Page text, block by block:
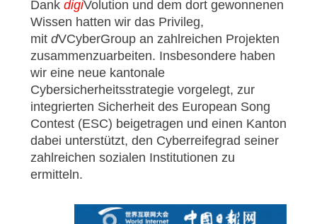
Dank digiVolution und dem dort gewonnenen
Wissen hatten wir das Privileg,
mit dVCyberGroup an zahlreichen Projekten
zusammenzuarbeiten. Insbesondere haben
wir eine neue kantonale
Cybersicherheitsstrategie vorgelegt, zur
integrierten Sicherheit des European Song
Contest (ESC) beigetragen und einen Kanton
dabei unterstützt, den Cyberreifegrad seiner
zahlreichen sozialen Institutionen zu
ermitteln.